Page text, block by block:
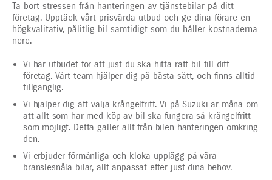
Ta bort stressen från hanteringen av tjänstebilar på ditt
företag. Upptäck vårt prisvärda utbud och ge dina förare en
högkvalitativ, pålitlig bil samtidigt som du håller kostnaderna
nere.
Vi har utbudet för att just du ska hitta rätt bil till ditt
företag. Vårt team hjälper dig på bästa sätt, och finns alltid
tillgänglig.
Vi hjälper dig att välja krångelfritt. Vi på Suzuki är måna om
att allt som har med köp av bil ska fungera så krångelfritt
som möjligt. Detta gäller allt från bilen hanteringen omkring
den.
Vi erbjuder förmånliga och kloka upplägg på våra
bränslesnåla bilar, allt anpassat efter just dina behov.